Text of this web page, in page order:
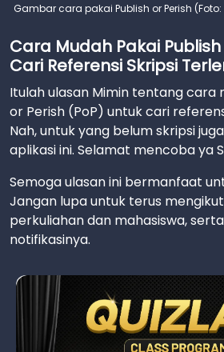
Gambar cara pakai Publish or Perish (Foto:
Cara Mudah Pakai
Cari Referensi Skripsi
Itulah ulasan Mimin tentang cara
or Perish (PoP) untuk cari
Nah, untuk yang belum skripsi
aplikasi ini. Selamat mencoba ya
Semoga ulasan ini bermanfaat
Jangan lupa untuk terus
perkuliahan dan mahasiswa,
notifikasinya.